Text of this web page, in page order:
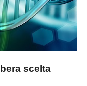
scelta